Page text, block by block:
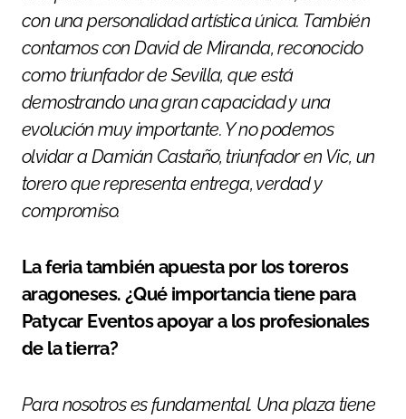
con una personalidad artística única. También
contamos con David de Miranda, reconocido
como triunfador de Sevilla, que está
demostrando una gran capacidad y una
evolución muy importante. Y no podemos
olvidar a Damián Castaño, triunfador en Vic, un
torero que representa entrega, verdad y
compromiso.
La feria también apuesta por los toreros
aragoneses. ¿Qué importancia tiene para
Patycar Eventos apoyar a los profesionales
de la tierra?
Para nosotros es fundamental. Una plaza tiene